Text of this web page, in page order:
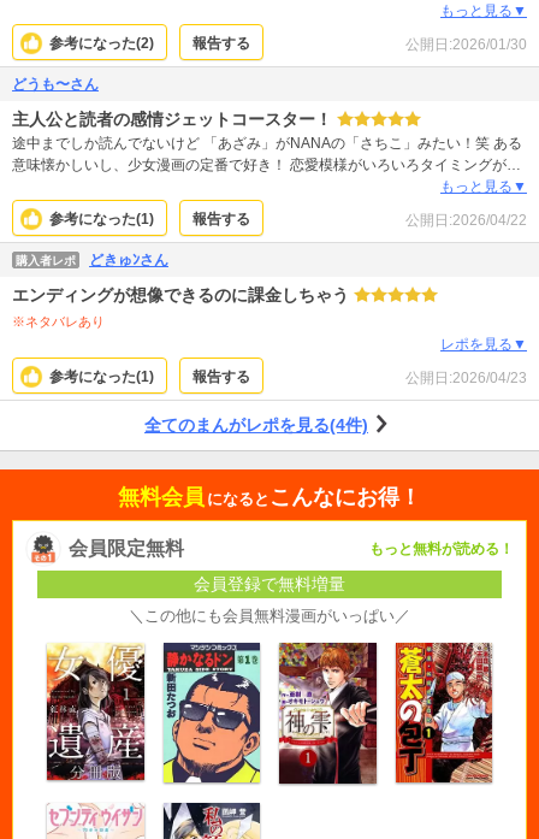
た！！ ストーリーが大人向けになりました。相変わらず間の取り方や心理描写
など最高です…。毎月本誌も追いつつ単行本も買っています。ヒロイン美瀬さ
んが常識ある大人なのと、お相手のイケメン年下・律がアレコレ悩む姿が最高
にかわいいので、2人を応援しています。
もっと見る▼
参考になった(2) 報告する 公開日:2026/01/30
どうも〜さん
主人公と読者の感情ジェットコースター！
途中までしか読んでないけど 「あざみ」がNANAの「さちこ」みたい！笑 ある
意味懐かしいし、少女漫画の定番で好き！ 恋愛模様がいろいろタイミングが悪
くてモヤモヤするけど 障害がないとつまらないのは百も承知！ ちゃんとキュン
キュンもする。モヤきゅんです。
もっと見る▼
参考になった(1) 報告する 公開日:2026/04/22
購入者レポ どきゅﾝさん
エンディングが想像できるのに課金しちゃう
※ネタバレあり
レポを見る▼
参考になった(1) 報告する 公開日:2026/04/23
全てのまんがレポを見る(4件)
無料会員 になると こんなにお得！
会員限定無料 もっと無料が読める！
会員登録で無料増量
＼この他にも会員無料漫画がいっぱい／